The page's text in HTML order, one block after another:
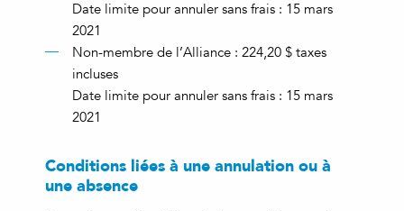
Date limite pour annuler sans frais : 15 mars
2021
Non-membre de l’Alliance : 224,20 $ taxes
incluses
Date limite pour annuler sans frais : 15 mars
2021
Conditions liées à une annulation ou à
une absence